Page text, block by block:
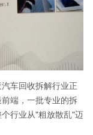
车回收拆解行业正
端，一批专业的拆
行业从"粗放散乱"迈